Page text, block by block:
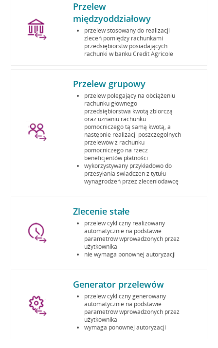
Przelew
międzyoddziałowy
przelew stosowany do realizacji
zleceń pomiędzy rachunkami
przedsiębiorstw posiadających
rachunki w banku Credit Agricole
Przelew grupowy
przelew polegający na obciążeniu
rachunku głównego
przedsiębiorstwa kwotą zbiorczą
oraz uznaniu rachunku
pomocniczego tą samą kwotą, a
następnie realizacji poszczególnych
przelewów z rachunku
pomocniczego na rzecz
beneficjentów płatności
wykorzystywany przykładowo do
przesyłania świadczeń z tytułu
wynagrodzeń przez zleceniodawcę
Zlecenie stałe
przelew cykliczny realizowany
automatycznie na podstawie
parametrów wprowadzonych przez
użytkownika
nie wymaga ponownej autoryzacji
Generator przelewów
przelew cykliczny generowany
automatycznie na podstawie
parametrów wprowadzonych przez
użytkownika
wymaga ponownej autoryzacji